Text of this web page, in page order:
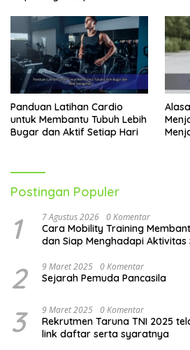
Jumlah air yang dibutuhkan
pada aktivitas dan iklim,
disarankan untuk minum
hari.
Kesimpulan:
Hidup Sehat yang
Menerapkan
pola hidup
kantoran
membutuhkan
konsistensi. Namun, dengan
bertahap, Anda dapat
Ingatlah bahwa kesehatan
berharga, jadi investasikan
untuk menjaganya. Jangan
bantuan profesional jika
panduan lebih lanjut dalam
Panduan Latihan Cardio
untuk Membantu Tubuh Lebih
Bugar dan Aktif Setiap Hari
Postingan Populer
1 7 Agustus 2026 0 Komentar
Cara Mobility Training
dan Siap Menghadapi Aktivitas
2 9 Maret 2025 0 Komentar
Sejarah Pemuda Pancasila
3 9 Maret 2025 0 Komentar
Rekrutmen Taruna TNI 2025
link daftar serta syaratnya